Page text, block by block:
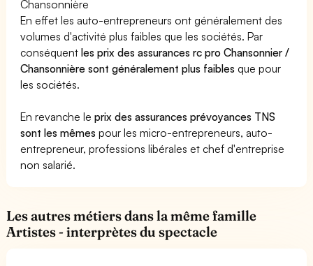
Chansonnière
En effet les auto-entrepreneurs ont généralement des
volumes d'activité plus faibles que les sociétés. Par
conséquentles prix des assurances rc pro Chansonnier /
Chansonnière sont généralement plus faibles que pour
les sociétés.
En revanche leprix des assurances prévoyances TNS
sont les mêmes pour les micro-entrepreneurs, auto-
entrepreneur, professions libérales et chef d'entreprise
non salarié.
Les autres métiers dans la même famille
Artistes - interprètes du spectacle